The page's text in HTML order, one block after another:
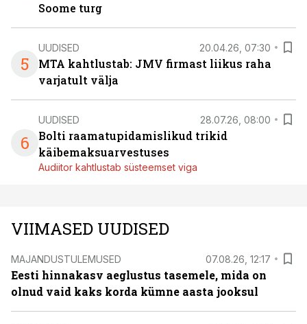
Soome turg
5
UUDISED 20.04.26, 07:30
MTA kahtlustab: JMV firmast liikus raha
varjatult välja
6
UUDISED 28.07.26, 08:00
Bolti raamatupidamislikud trikid
käibemaksuarvestuses
Audiitor kahtlustab süsteemset viga
VIIMASED UUDISED
MAJANDUSTULEMUSED 07.08.26, 12:17
Eesti hinnakasv aeglustus tasemele, mida on
olnud vaid kaks korda kümne aasta jooksul